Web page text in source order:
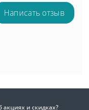
Написать отзыв
акциях и скидках?